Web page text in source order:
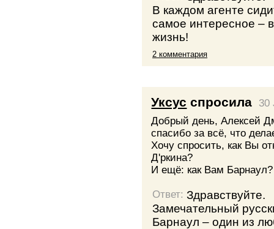
В каждом агенте
самое интересное –
жизнь!
2 комментария
Уксус спросила
30
Добрый день, Алексей
спасибо за всё, что
Хочу спросить, как Вы
Д'ркина?
И ещё: как Вам Барнаул?
Ответ:Здравствуйте.
Замечательный
Барнаул – один из